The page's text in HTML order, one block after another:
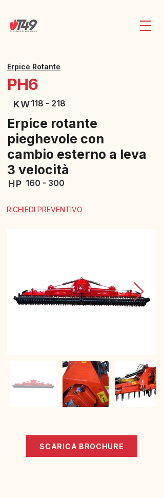
Erpice Rotante
PH6
KW118 - 218
Erpice rotante
pieghevole con
cambio esterno a leva
3 velocità
HP 160 - 300
RICHIEDI PREVENTIVO
SCARICA BROCHURE